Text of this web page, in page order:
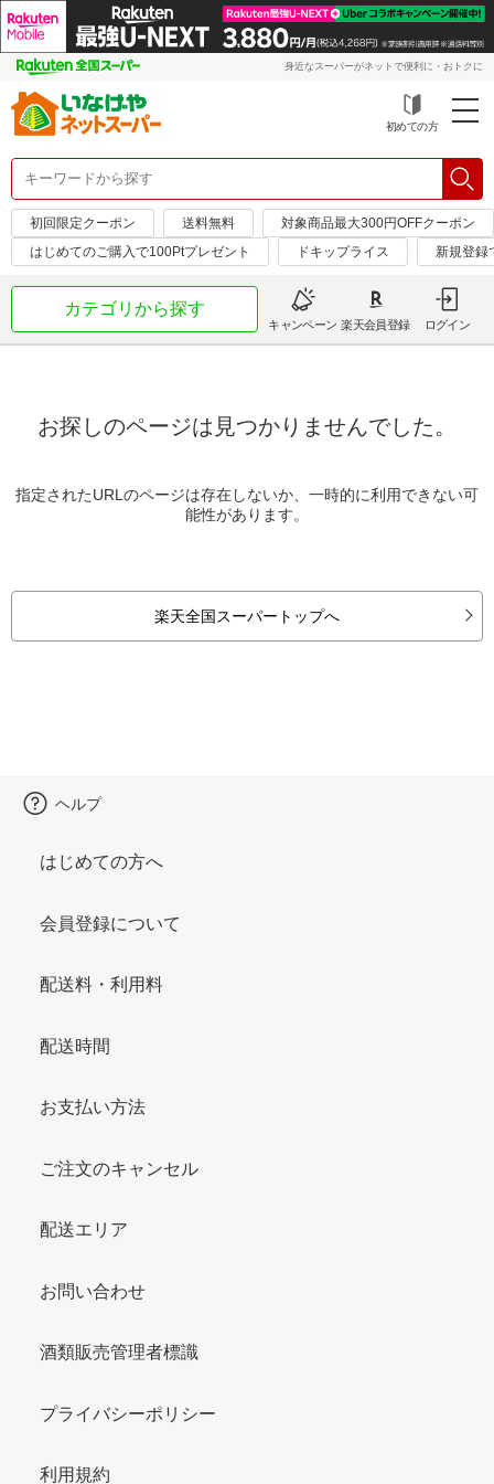
身近なスーパーがネットで便利に・おトクに
初めての方
初回限定クーポン 送料無料
対象商品最大300円OFFクーポン
はじめてのご購入で100Ptプレゼント
ドキップライス 新規登録
カテゴリから探す
キャンペーン 楽天会員登録 ログイン
お探しのページは見つかりませんでした。
指定されたURLのページは存在しないか、一時的に利用できない可
能性があります。
楽天全国スーパートップへ
ヘルプ
はじめての方へ
会員登録について
配送料・利用料
配送時間
お支払い方法
ご注文のキャンセル
配送エリア
お問い合わせ
酒類販売管理者標識
プライバシーポリシー
利用規約